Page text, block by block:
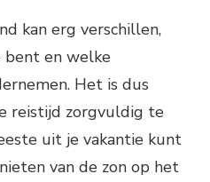
kan erg verschillen,
bent en welke
Het is dus
reistijd zorgvuldig te
uit je vakantie kunt
van de zon op het